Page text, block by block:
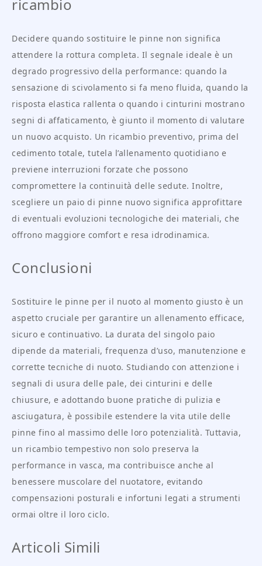
ricambio
Decidere quando sostituire le pinne non significa
attendere la rottura completa. Il segnale ideale è un
degrado progressivo della performance: quando la
sensazione di scivolamento si fa meno fluida, quando la
risposta elastica rallenta o quando i cinturini mostrano
segni di affaticamento, è giunto il momento di valutare
un nuovo acquisto. Un ricambio preventivo, prima del
cedimento totale, tutela l’allenamento quotidiano e
previene interruzioni forzate che possono
compromettere la continuità delle sedute. Inoltre,
scegliere un paio di pinne nuovo significa approfittare
di eventuali evoluzioni tecnologiche dei materiali, che
offrono maggiore comfort e resa idrodinamica.
Conclusioni
Sostituire le pinne per il nuoto al momento giusto è un
aspetto cruciale per garantire un allenamento efficace,
sicuro e continuativo. La durata del singolo paio
dipende da materiali, frequenza d’uso, manutenzione e
corrette tecniche di nuoto. Studiando con attenzione i
segnali di usura delle pale, dei cinturini e delle
chiusure, e adottando buone pratiche di pulizia e
asciugatura, è possibile estendere la vita utile delle
pinne fino al massimo delle loro potenzialità. Tuttavia,
un ricambio tempestivo non solo preserva la
performance in vasca, ma contribuisce anche al
benessere muscolare del nuotatore, evitando
compensazioni posturali e infortuni legati a strumenti
ormai oltre il loro ciclo.
Articoli Simili